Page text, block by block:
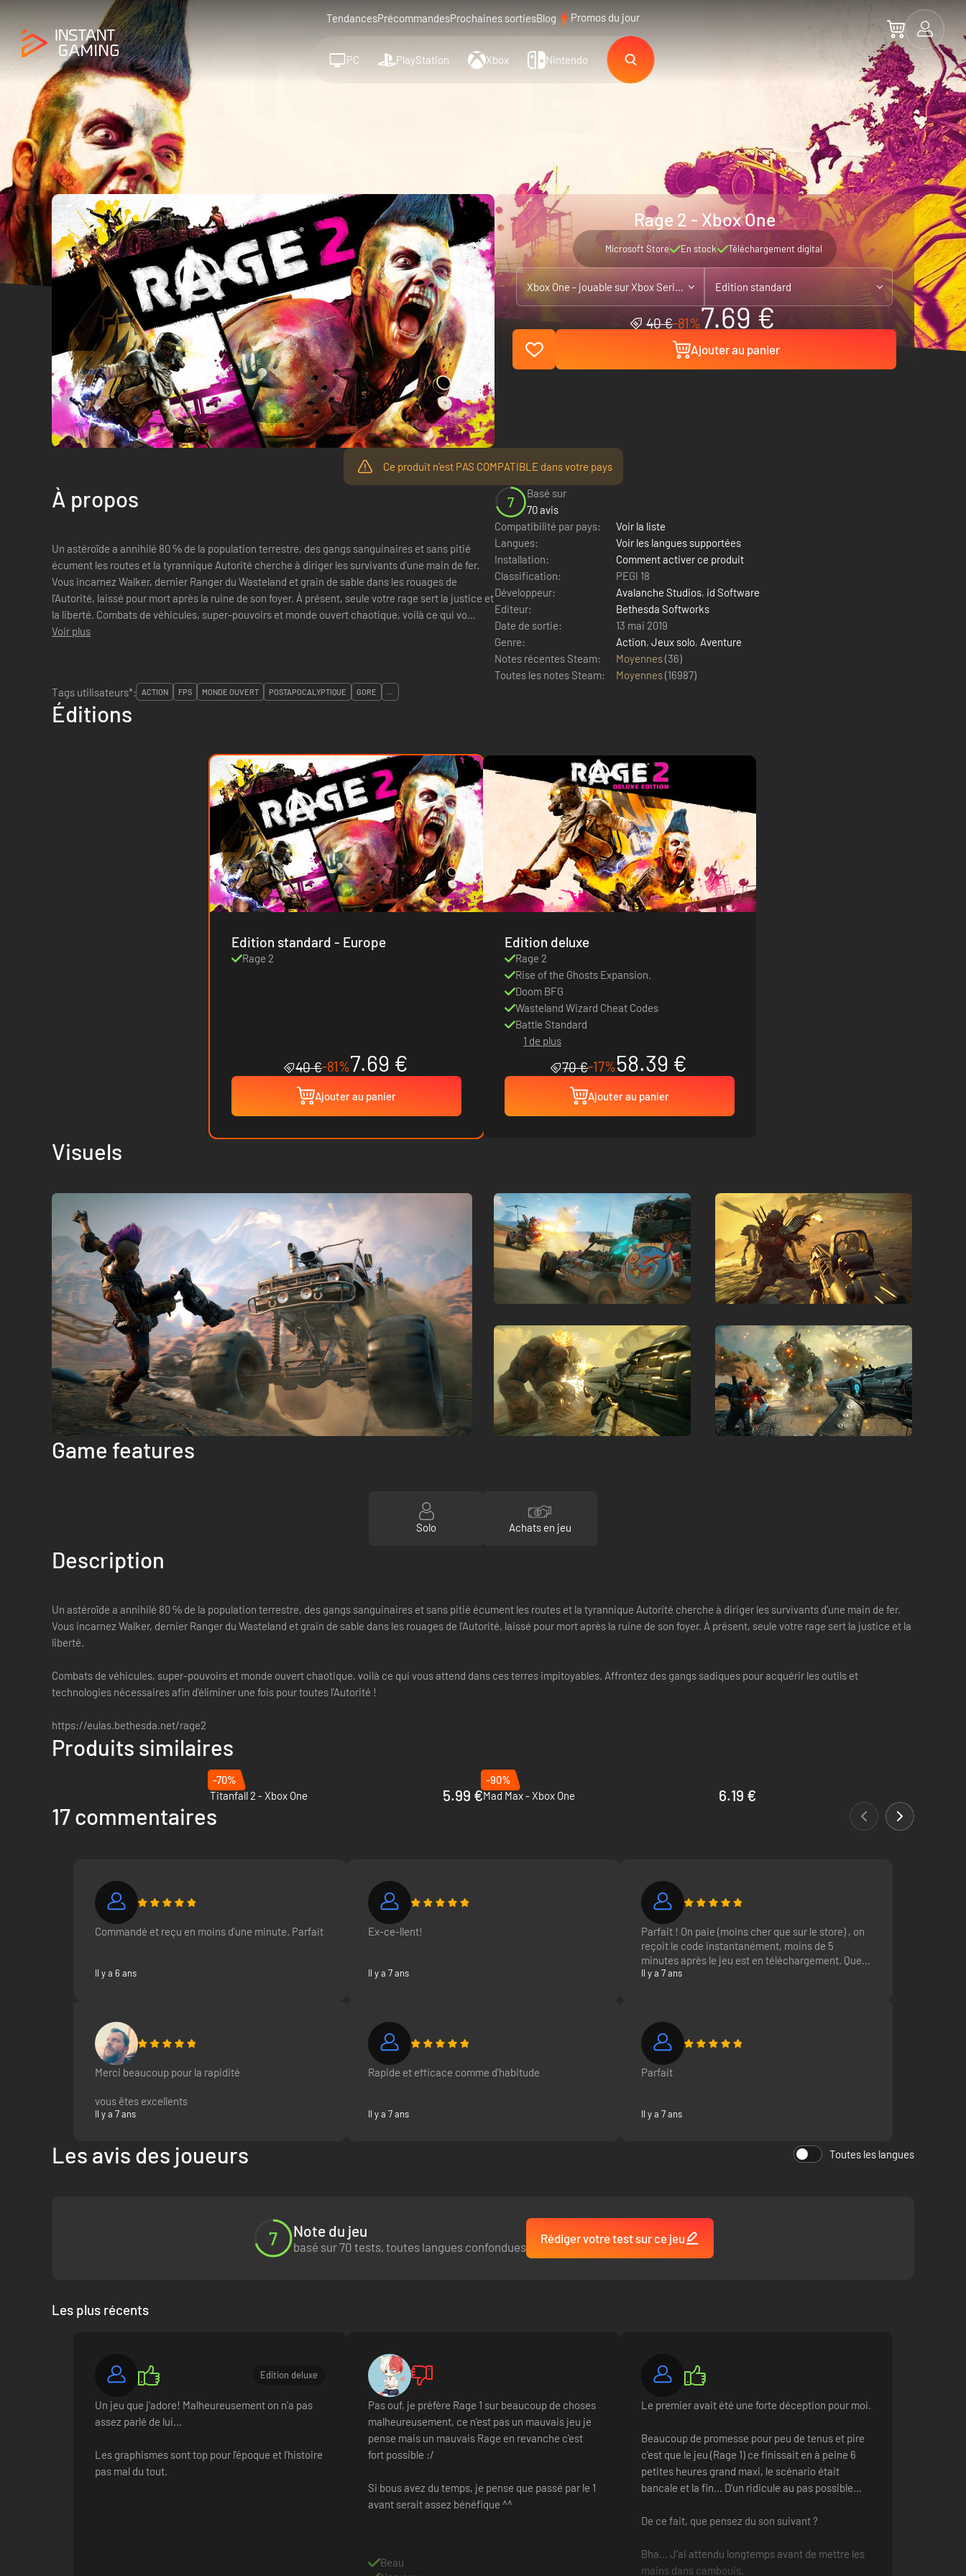
TendancesPrécommandesProchaines sortiesBlog Promos du jour
PC PlayStation Xbox Nintendo
Rage 2 - Xbox One
Microsoft Store En stock Téléchargement digital
Xbox One - jouable sur Xbox Series X|S Edition standard
40 €-81%7.69 €
Ajouter au panier
Ce produit n'est PAS COMPATIBLE dans votre pays
À propos
Un astéroïde a annihilé 80 ℅ de la population terrestre, des gangs sanguinaires et sans pitié
écument les routes et la tyrannique Autorité cherche à diriger les survivants d'une main de fer.
Vous incarnez Walker, dernier Ranger du Wasteland et grain de sable dans les rouages de
l'Autorité, laissé pour mort après la ruine de son foyer. À présent, seule votre rage sert la justice et
la liberté. Combats de véhicules, super-pouvoirs et monde ouvert chaotique, voilà ce qui vo...
Voir plus
7
Basé sur
70 avis
Compatibilité par pays:
Voir la liste
Langues:
Voir les langues supportées
Installation:
Comment activer ce produit
Classification:
PEGI 18
Développeur:
Avalanche Studios, id Software
Editeur:
Bethesda Softworks
Date de sortie:
13 mai 2019
Genre:
Action, Jeux solo, Aventure
Notes récentes Steam:
Moyennes(36)
Toutes les notes Steam:
Moyennes(16987)
Tags utilisateurs*:
ACTION FPS MONDE OUVERT POSTAPOCALYPTIQUE GORE ...
Éditions
Edition standard - Europe
Rage 2
40 €-81%7.69 €
Ajouter au panier
Edition deluxe
Rage 2
Rise of the Ghosts Expansion.
Doom BFG
Wasteland Wizard Cheat Codes
Battle Standard
1 de plus
70 €-17%58.39 €
Ajouter au panier
Visuels
Game features
Solo Achats en jeu
Description
Un astéroïde a annihilé 80 ℅ de la population terrestre, des gangs sanguinaires et sans pitié écument les routes et la tyrannique Autorité cherche à diriger les survivants d'une main de fer.
Vous incarnez Walker, dernier Ranger du Wasteland et grain de sable dans les rouages de l'Autorité, laissé pour mort après la ruine de son foyer. À présent, seule votre rage sert la justice et la
liberté.
Combats de véhicules, super-pouvoirs et monde ouvert chaotique, voilà ce qui vous attend dans ces terres impitoyables. Affrontez des gangs sadiques pour acquérir les outils et
technologies nécessaires afin d'éliminer une fois pour toutes l'Autorité !
https://eulas.bethesda.net/rage2
Produits similaires
-70%
Titanfall 2 - Xbox One
5.99 €
-90%
Mad Max - Xbox One
6.19 €
17 commentaires
Commandé et reçu en moins d’une minute. Parfait
Il y a 6 ans
Ex-ce-llent!
Il y a 7 ans
Parfait ! On paie (moins cher que sur le store) , on
reçoit le code instantanément, moins de 5
minutes après le jeu est en téléchargement. Que
demander de plus ?
Il y a 7 ans
Merci beaucoup pour la rapidité
vous êtes excellents
Il y a 7 ans
Rapide et efficace comme d'habitude
Il y a 7 ans
Parfait
Il y a 7 ans
Les avis des joueurs Toutes les langues
7 Note du jeu
basé sur 70 tests, toutes langues confondues
Rédiger votre test sur ce jeu
Les plus récents
Edition deluxe
Un jeu que j'adore! Malheureusement on n'a pas
assez parlé de lui...
Les graphismes sont top pour l'époque et l'histoire
pas mal du tout.
Pas ouf, je préfère Rage 1 sur beaucoup de choses
malheureusement, ce n'est pas un mauvais jeu je
pense mais un mauvais Rage en revanche c'est
fort possible :/
Si bous avez du temps, je pense que passé par le 1
avant serait assez bénéfique ^^
Beau
Le premier avait été une forte déception pour moi.
Beaucoup de promesse pour peu de tenus et pire
c'est que le jeu (Rage 1) ce finissait en à peine 6
petites heures grand maxi, le scénario était
bancale et la fin... D'un ridicule au pas possible...
De ce fait, que pensez du son suivant ?
Bha... J'ai attendu longtemps avant de mettre les
mains dans cambouis.